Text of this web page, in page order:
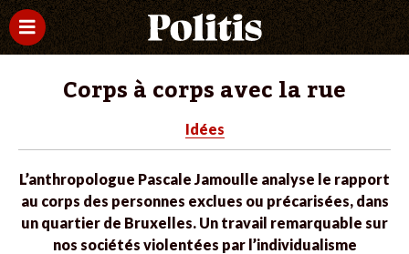
Corps à corps avec la rue
Idées
L’anthropologue Pascale Jamoulle analyse le rapport
au corps des personnes exclues ou précarisées, dans
un quartier de Bruxelles. Un travail remarquable sur
nos sociétés violentées par l’individualisme